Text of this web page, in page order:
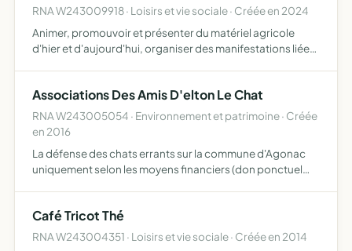
RNA W243009918 · Loisirs et vie sociale · Créée en 2024
Animer, promouvoir et présenter du matériel agricole
d'hier et d'aujourd'hui, organiser des manifestations liées
pa…
Associations Des Amis D'elton Le Chat
RNA W243005054 · Environnement et patrimoine · Créée
en 2016
La défense des chats errants sur la commune d'Agonac
uniquement selon les moyens financiers (don ponctuel
proc…
Café Tricot Thé
RNA W243004351 · Loisirs et vie sociale · Créée en 2014